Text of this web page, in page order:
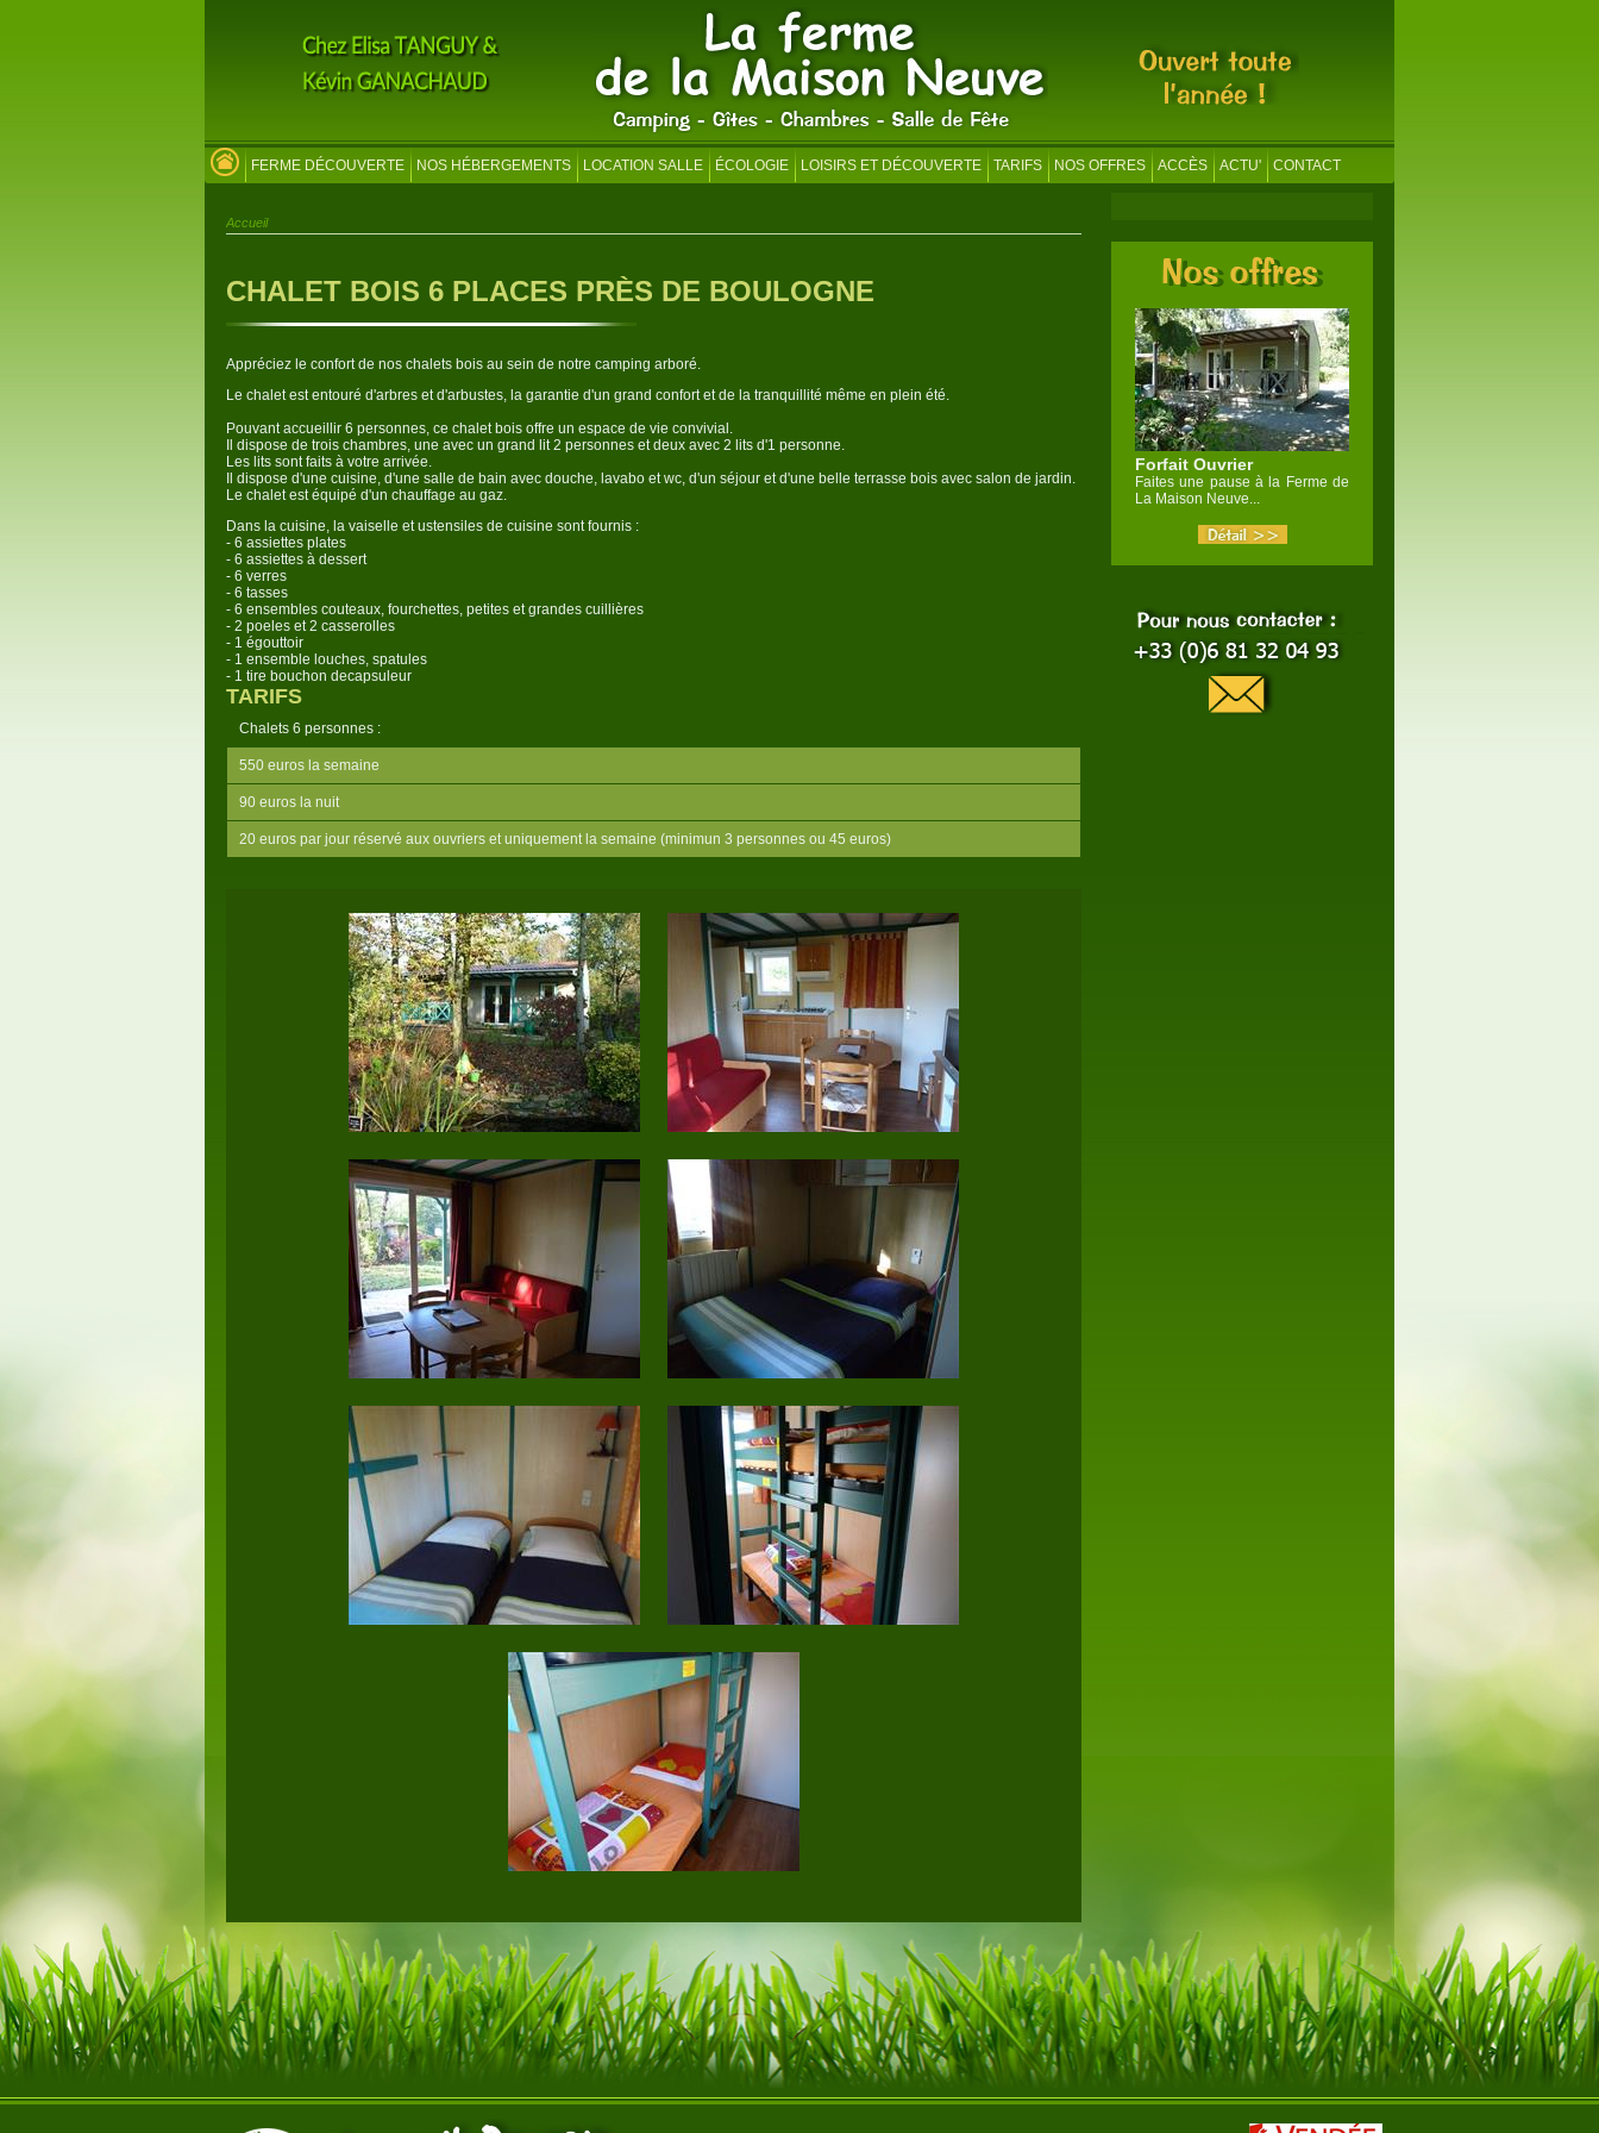
FERME DÉCOUVERTE NOS HÉBERGEMENTS LOCATION SALLE ÉCOLOGIE LOISIRS ET DÉCOUVERTE TARIFS NOS OFFRES ACCÈS ACTU' CONTACT
Forfait Ouvrier
Faites une pause à la Ferme de
La Maison Neuve...
Accueil
CHALET BOIS 6 PLACES PRÈS DE BOULOGNE
Appréciez le confort de nos chalets bois au sein de notre camping arboré.
Le chalet est entouré d'arbres et d'arbustes, la garantie d'un grand confort et de la tranquillité même en plein été.
Pouvant accueillir 6 personnes, ce chalet bois offre un espace de vie convivial.
Il dispose de trois chambres, une avec un grand lit 2 personnes et deux avec 2 lits d'1 personne.
Les lits sont faits à votre arrivée.
Il dispose d'une cuisine, d'une salle de bain avec douche, lavabo et wc, d'un séjour et d'une belle terrasse bois avec salon de jardin.
Le chalet est équipé d'un chauffage au gaz.
Dans la cuisine, la vaiselle et ustensiles de cuisine sont fournis :
- 6 assiettes plates
- 6 assiettes à dessert
- 6 verres
- 6 tasses
- 6 ensembles couteaux, fourchettes, petites et grandes cuillières
- 2 poeles et 2 casserolles
- 1 égouttoir
- 1 ensemble louches, spatules
- 1 tire bouchon decapsuleur
TARIFS
Chalets 6 personnes :
550 euros la semaine
90 euros la nuit
20 euros par jour réservé aux ouvriers et uniquement la semaine (minimun 3 personnes ou 45 euros)